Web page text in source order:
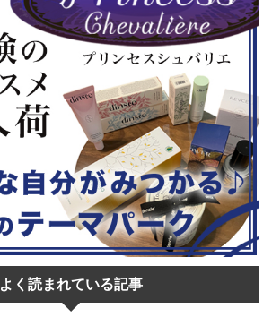
よく読まれている記事